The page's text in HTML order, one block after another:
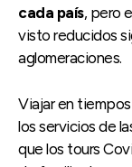
cada país, pero
visto reducidos
aglomeraciones.
Viajar en
los servicios de
que los tours